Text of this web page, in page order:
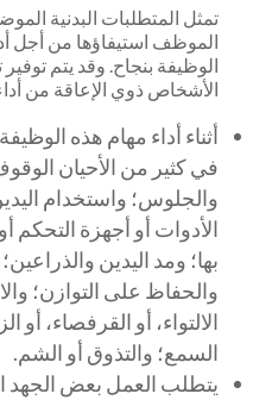
تمثل المتطلبات البدنية
الموظف استيفاؤها من أجل
الوظيفة بنجاح. وقد يتم
الأشخاص ذوي الإعاقة من
أثناء أداء مهام هذه
في كثير من الأحيان
والجلوس؛ واستخدام
الأدوات أو أجهزة التحكم
بها؛ ومد اليدين
والحفاظ على التوازن؛
الالتواء، أو القرفصاء،
السمع؛ والتذوق أو الشم.
يتطلب العمل بعض الجهد